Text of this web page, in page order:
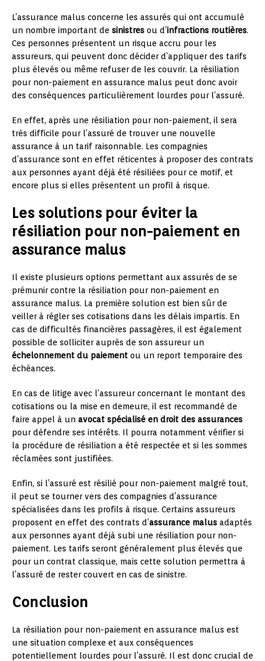
L’assurance malus concerne les assurés qui ont accumulé
un nombre important de sinistres ou d’infractions routières.
Ces personnes présentent un risque accru pour les
assureurs, qui peuvent donc décider d’appliquer des tarifs
plus élevés ou même refuser de les couvrir. La résiliation
pour non-paiement en assurance malus peut donc avoir
des conséquences particulièrement lourdes pour l’assuré.
En effet, après une résiliation pour non-paiement, il sera
très difficile pour l’assuré de trouver une nouvelle
assurance à un tarif raisonnable. Les compagnies
d’assurance sont en effet réticentes à proposer des contrats
aux personnes ayant déjà été résiliées pour ce motif, et
encore plus si elles présentent un profil à risque.
Les solutions pour éviter la
résiliation pour non-paiement en
assurance malus
Il existe plusieurs options permettant aux assurés de se
prémunir contre la résiliation pour non-paiement en
assurance malus. La première solution est bien sûr de
veiller à régler ses cotisations dans les délais impartis. En
cas de difficultés financières passagères, il est également
possible de solliciter auprès de son assureur un
échelonnement du paiement ou un report temporaire des
échéances.
En cas de litige avec l’assureur concernant le montant des
cotisations ou la mise en demeure, il est recommandé de
faire appel à un avocat spécialisé en droit des assurances
pour défendre ses intérêts. Il pourra notamment vérifier si
la procédure de résiliation a été respectée et si les sommes
réclamées sont justifiées.
Enfin, si l’assuré est résilié pour non-paiement malgré tout,
il peut se tourner vers des compagnies d’assurance
spécialisées dans les profils à risque. Certains assureurs
proposent en effet des contrats d’assurance malus adaptés
aux personnes ayant déjà subi une résiliation pour non-
paiement. Les tarifs seront généralement plus élevés que
pour un contrat classique, mais cette solution permettra à
l’assuré de rester couvert en cas de sinistre.
Conclusion
La résiliation pour non-paiement en assurance malus est
une situation complexe et aux conséquences
potentiellement lourdes pour l’assuré. Il est donc crucial de